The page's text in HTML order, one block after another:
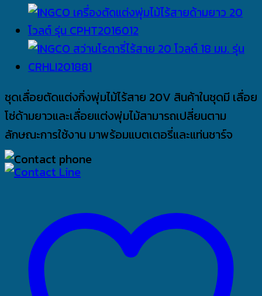
ชุดเลื่อยตัดแต่งกิ่งพุ่มไม้ไร้สาย 20V สินค้าในชุดมี เลื่อย
โซ่ด้ามยาวและเลื่อยแต่งพุ่มไม้สามารถเปลี่ยนตาม
ลักษณะการใช้งาน มาพร้อมแบตเตอรี่และแท่นชาร์จ